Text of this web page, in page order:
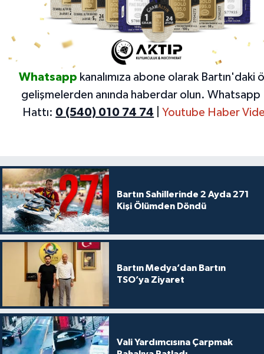
Whatsapp kanalımıza abone olarak Bartın'daki
gelişmelerden anında haberdar olun. Whatsapp
Hattı: 0 (540) 010 74 74 Youtube Haber
Bartın Sahillerinde 2 Ayda 271
Kişi Ölümden Döndü
Bartın Medya’dan Bartın
TSO’ya Ziyaret
Vali Yardımcısına Çarpmak